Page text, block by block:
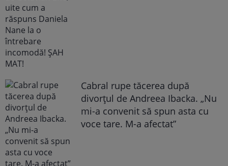
Cabral rupe tăcerea după
divorțul de Andreea Ibacka. „Nu
mi-a convenit să spun asta cu
voce tare. M-a afectat”